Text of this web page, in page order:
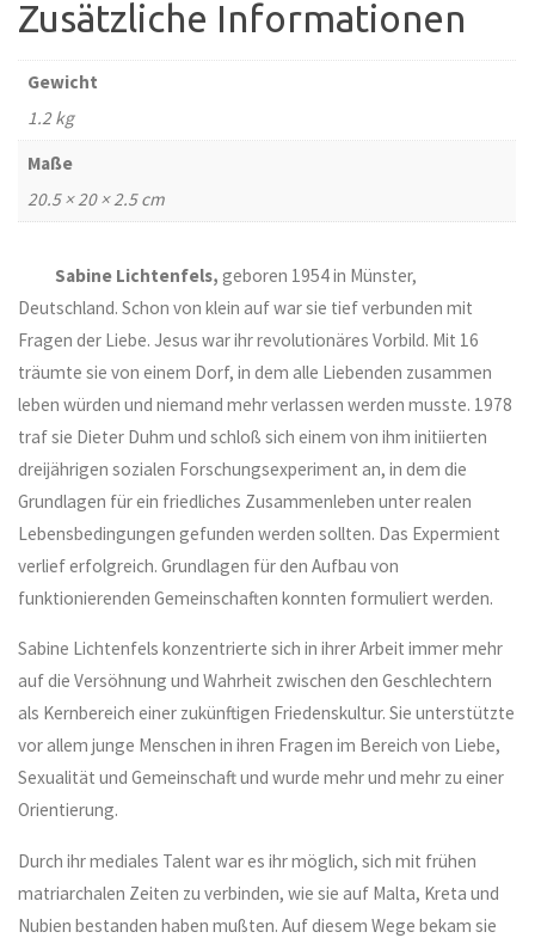
Zusätzliche Informationen
Gewicht
1.2 kg
Maße
20.5 × 20 × 2.5 cm
Sabine Lichtenfels, geboren 1954 in Münster,
Deutschland. Schon von klein auf war sie tief verbunden mit
Fragen der Liebe. Jesus war ihr revolutionäres Vorbild. Mit 16
träumte sie von einem Dorf, in dem alle Liebenden zusammen
leben würden und niemand mehr verlassen werden musste. 1978
traf sie Dieter Duhm und schloß sich einem von ihm initiierten
dreijährigen sozialen Forschungsexperiment an, in dem die
Grundlagen für ein friedliches Zusammenleben unter realen
Lebensbedingungen gefunden werden sollten. Das Expermient
verlief erfolgreich. Grundlagen für den Aufbau von
funktionierenden Gemeinschaften konnten formuliert werden.
Sabine Lichtenfels konzentrierte sich in ihrer Arbeit immer mehr
auf die Versöhnung und Wahrheit zwischen den Geschlechtern
als Kernbereich einer zukünftigen Friedenskultur. Sie unterstützte
vor allem junge Menschen in ihren Fragen im Bereich von Liebe,
Sexualität und Gemeinschaft und wurde mehr und mehr zu einer
Orientierung.
Durch ihr mediales Talent war es ihr möglich, sich mit frühen
matriarchalen Zeiten zu verbinden, wie sie auf Malta, Kreta und
Nubien bestanden haben mußten. Auf diesem Wege bekam sie